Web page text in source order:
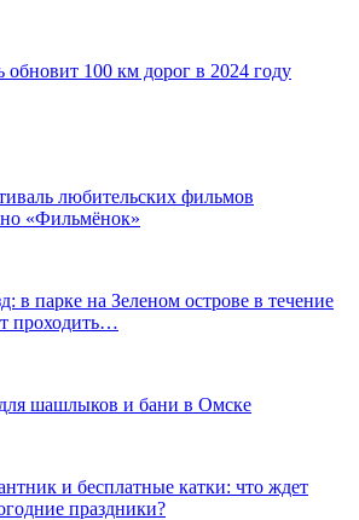
обновит 100 км дорог в 2024 году
любительских фильмов
«Фильмёнок»
в парке на Зеленом острове в течение
проходить…
шашлыков и бани в Омске
и бесплатные катки: что ждет
праздники?